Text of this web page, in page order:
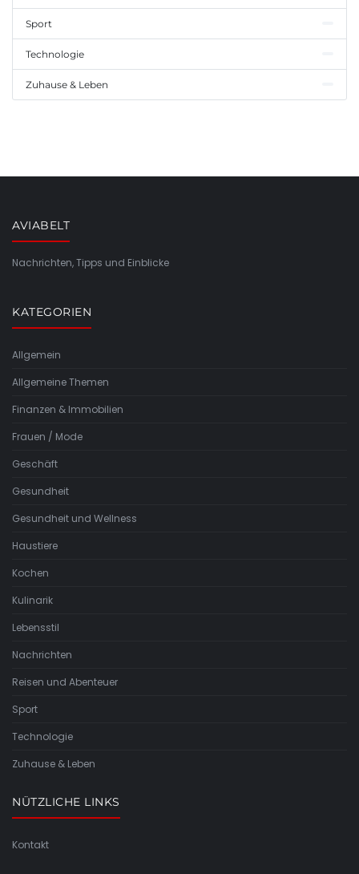
Sport
Technologie
Zuhause & Leben
AVIABELT
Nachrichten, Tipps und Einblicke
KATEGORIEN
Allgemein
Allgemeine Themen
Finanzen & Immobilien
Frauen / Mode
Geschäft
Gesundheit
Gesundheit und Wellness
Haustiere
Kochen
Kulinarik
Lebensstil
Nachrichten
Reisen und Abenteuer
Sport
Technologie
Zuhause & Leben
NÜTZLICHE LINKS
Kontakt